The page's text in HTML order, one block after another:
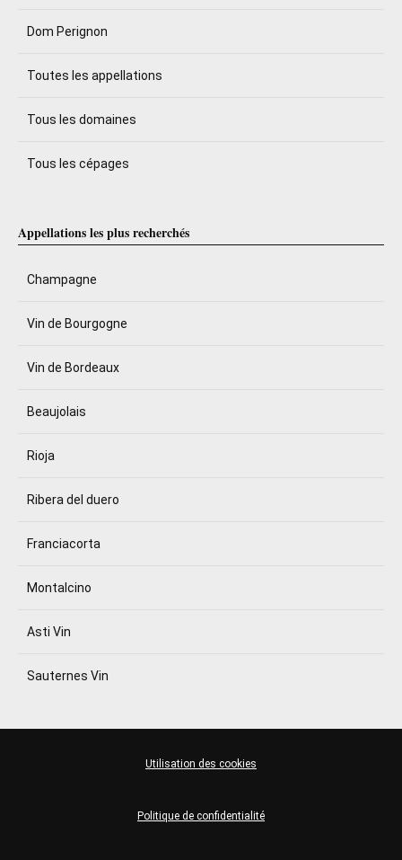
Dom Perignon
Toutes les appellations
Tous les domaines
Tous les cépages
Appellations les plus recherchés
Champagne
Vin de Bourgogne
Vin de Bordeaux
Beaujolais
Rioja
Ribera del duero
Franciacorta
Montalcino
Asti Vin
Sauternes Vin
Politique de confidentialité
Utilisation des cookies